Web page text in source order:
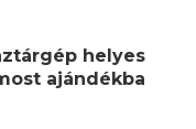
helyes
ajándékba